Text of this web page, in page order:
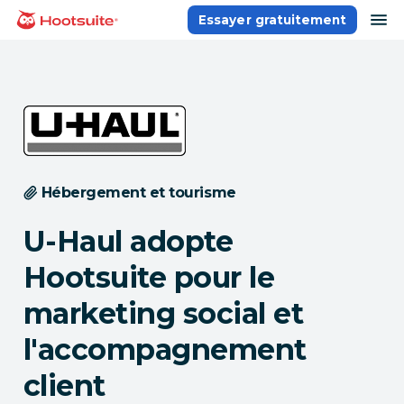
Aller
Accueil
Essayer gratuitement
Hébergement et tourisme
U-Haul adopte
Hootsuite pour le
marketing social et
l'accompagnement
client